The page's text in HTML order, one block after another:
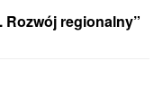
Rozwój regionalny”